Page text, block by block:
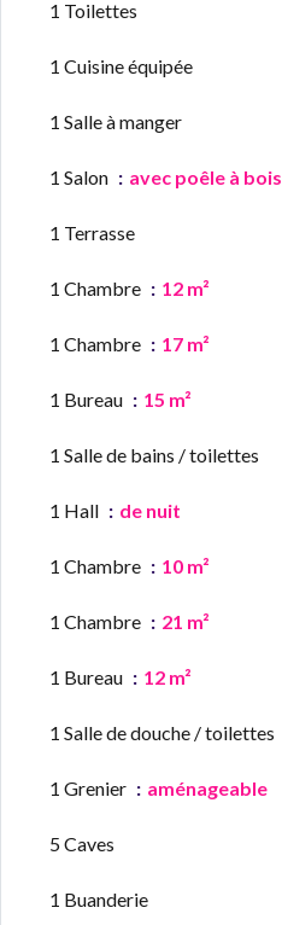
1 Toilettes
1 Cuisine équipée
1 Salle à manger
1 Salon avec poêle à bois
1 Terrasse
1 Chambre 12 m²
1 Chambre 17 m²
1 Bureau 15 m²
1 Salle de bains / toilettes
1 Hall de nuit
1 Chambre 10 m²
1 Chambre 21 m²
1 Bureau 12 m²
1 Salle de douche / toilettes
1 Grenier aménageable
5 Caves
1 Buanderie